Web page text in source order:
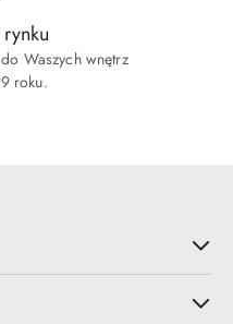
Waszych wnętrz
roku.